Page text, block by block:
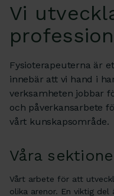
Vi
Fysioterapeuterna är
innebär att vi hand i
verksamheten jobbar
och påverkansarbete
vårt kunskapsområde.
Våra
Vårt arbete för att
olika arenor. En viktig